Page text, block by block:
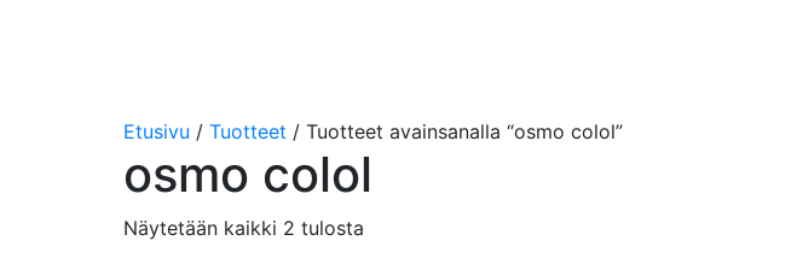
Etusivu / Tuotteet / Tuotteet avainsanalla “osmo colol”
osmo colol
Näytetään kaikki 2 tulosta